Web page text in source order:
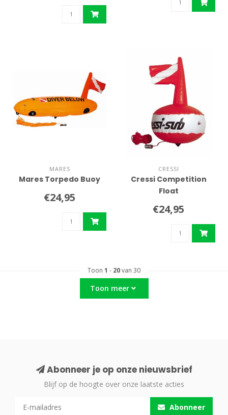
MARES
Mares Torpedo Buoy
€24,95
CRESSI
Cressi Competition
Float
€24,95
Toon 1 - 20van 30
Toon meer
Abonneer je op onze nieuwsbrief
Blijf op de hoogte over onze laatste acties
Abonneer